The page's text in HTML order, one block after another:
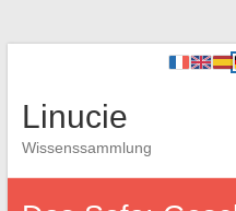
Linucie
Wissenssammlung